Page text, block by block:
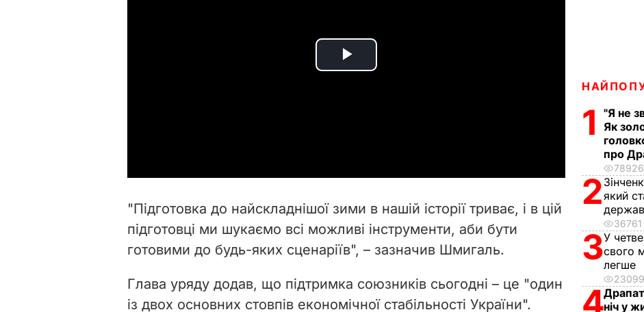
P
i
d
e
"Підготовка до найскладнішої зими в нашій історії триває, і в цій
підготовці ми шукаємо всі можливі інструменти, аби бути
готовими до будь-яких сценаріїв", – зазначив Шмигаль.
Глава уряду додав, що підтримка союзників сьогодні – це "один
із двох основних стовпів економічної стабільності України".
1
"Я не
Як
про
78926
2який
36761
3У
свого
легше
23099
4ніч у